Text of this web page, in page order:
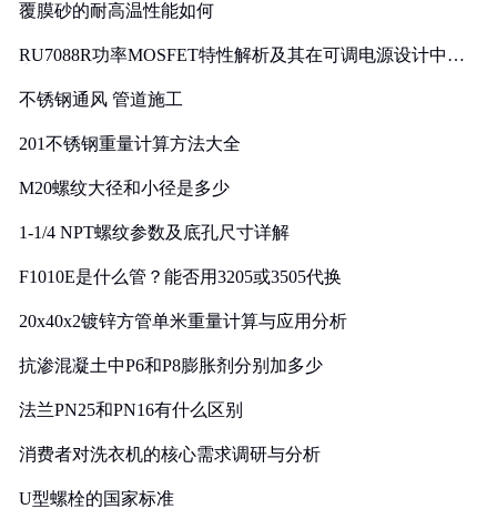
覆膜砂的耐高温性能如何
RU7088R功率MOSFET特性解析及其在可调电源设计中的
不锈钢通风 管道施工
201不锈钢重量计算方法大全
M20螺纹大径和小径是多少
1-1/4 NPT螺纹参数及底孔尺寸详解
F1010E是什么管？能否用3205或3505代换
20x40x2镀锌方管单米重量计算与应用分析
抗渗混凝土中P6和P8膨胀剂分别加多少
法兰PN25和PN16有什么区别
消费者对洗衣机的核心需求调研与分析
U型螺栓的国家标准